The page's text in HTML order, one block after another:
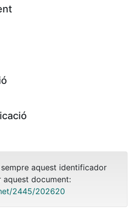
aquest identificador
document:
2445/202620